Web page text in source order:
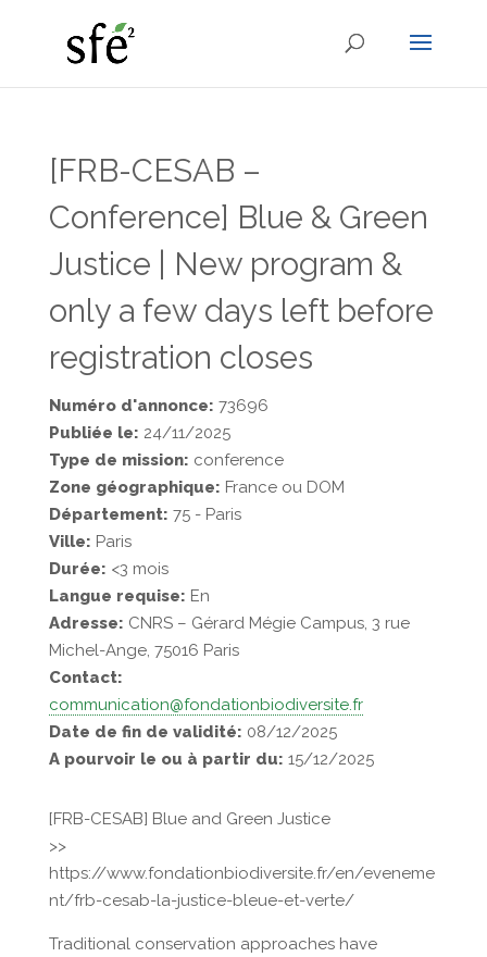
[FRB-CESAB –
Conference] Blue & Green
Justice | New program &
only a few days left before
registration closes
Numéro d'annonce: 73696
Publiée le: 24/11/2025
Type de mission: conference
Zone géographique: France ou DOM
Département: 75 - Paris
Ville: Paris
Durée: <3 mois
Langue requise: En
Adresse: CNRS – Gérard Mégie Campus, 3 rue
Michel-Ange, 75016 Paris
Contact:
communication@fondationbiodiversite.fr
Date de fin de validité: 08/12/2025
A pourvoir le ou à partir du: 15/12/2025
[FRB-CESAB] Blue and Green Justice
>>
https://www.fondationbiodiversite.fr/en/eveneme
nt/frb-cesab-la-justice-bleue-et-verte/
Traditional conservation approaches have